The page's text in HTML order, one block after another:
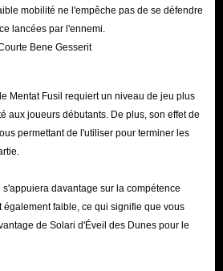
mobilité ne l'empêche pas de se défendre
lancées par l'ennemi.
Mentat Fusil requiert un niveau de jeu plus
aux joueurs débutants. De plus, son effet de
permettant de l'utiliser pour terminer les
davantage sur la compétence
également faible, ce qui signifie que vous
de Solari d'Éveil des Dunes pour le